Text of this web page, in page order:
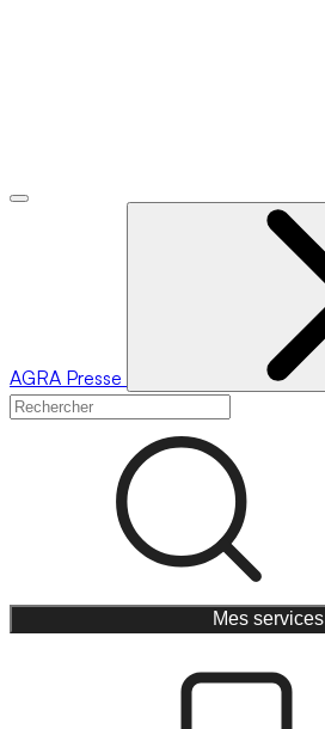
AGRA Presse
Mes services